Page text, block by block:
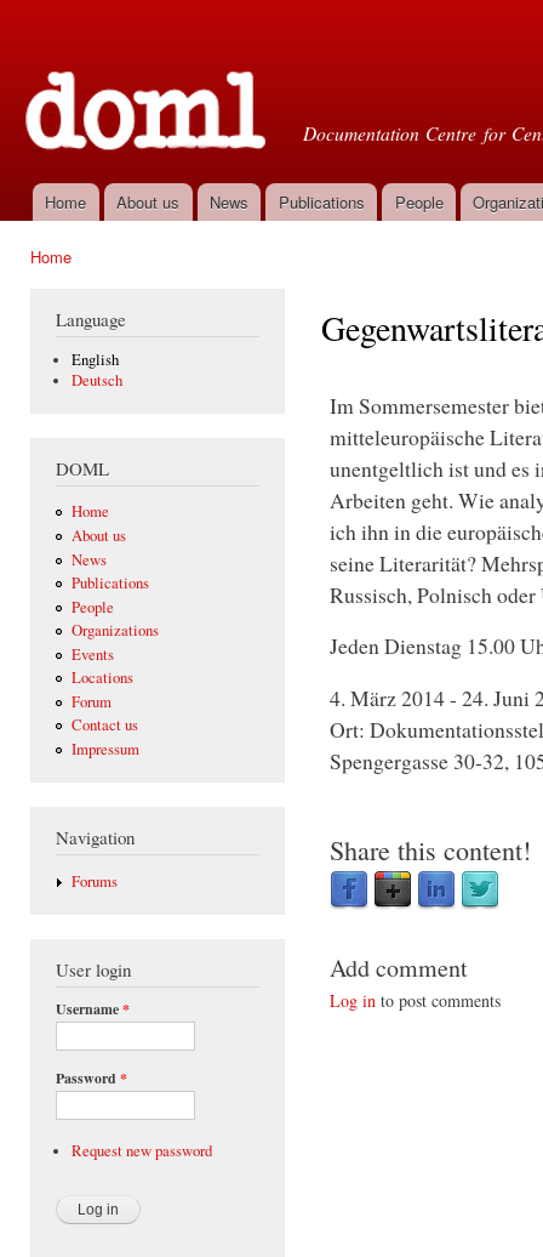
Documentation Centre for
Main menu
Home About us News Publications People
Home
Language
English
Deutsch
DOML
Home
About us
News
Publications
People
Organizations
Events
Locations
Forum
Contact us
Impressum
Navigation
Forums
User login
Username*
Password *
Request new password
Im Sommersemester
mitteleuropäische
unentgeltlich ist und
Arbeiten geht. Wie
ich ihn in die
seine Literarität?
Russisch, Polnisch
Jeden Dienstag 15.00
4. März 2014 - 24. Juni
Ort:
Spengergasse 30-32,
Share this content!
Add comment
Log in to post comments